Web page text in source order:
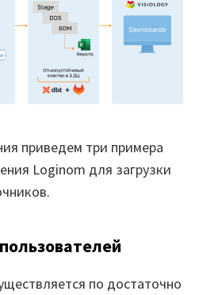
приведем три примера
Loginom для загрузки
по достаточно